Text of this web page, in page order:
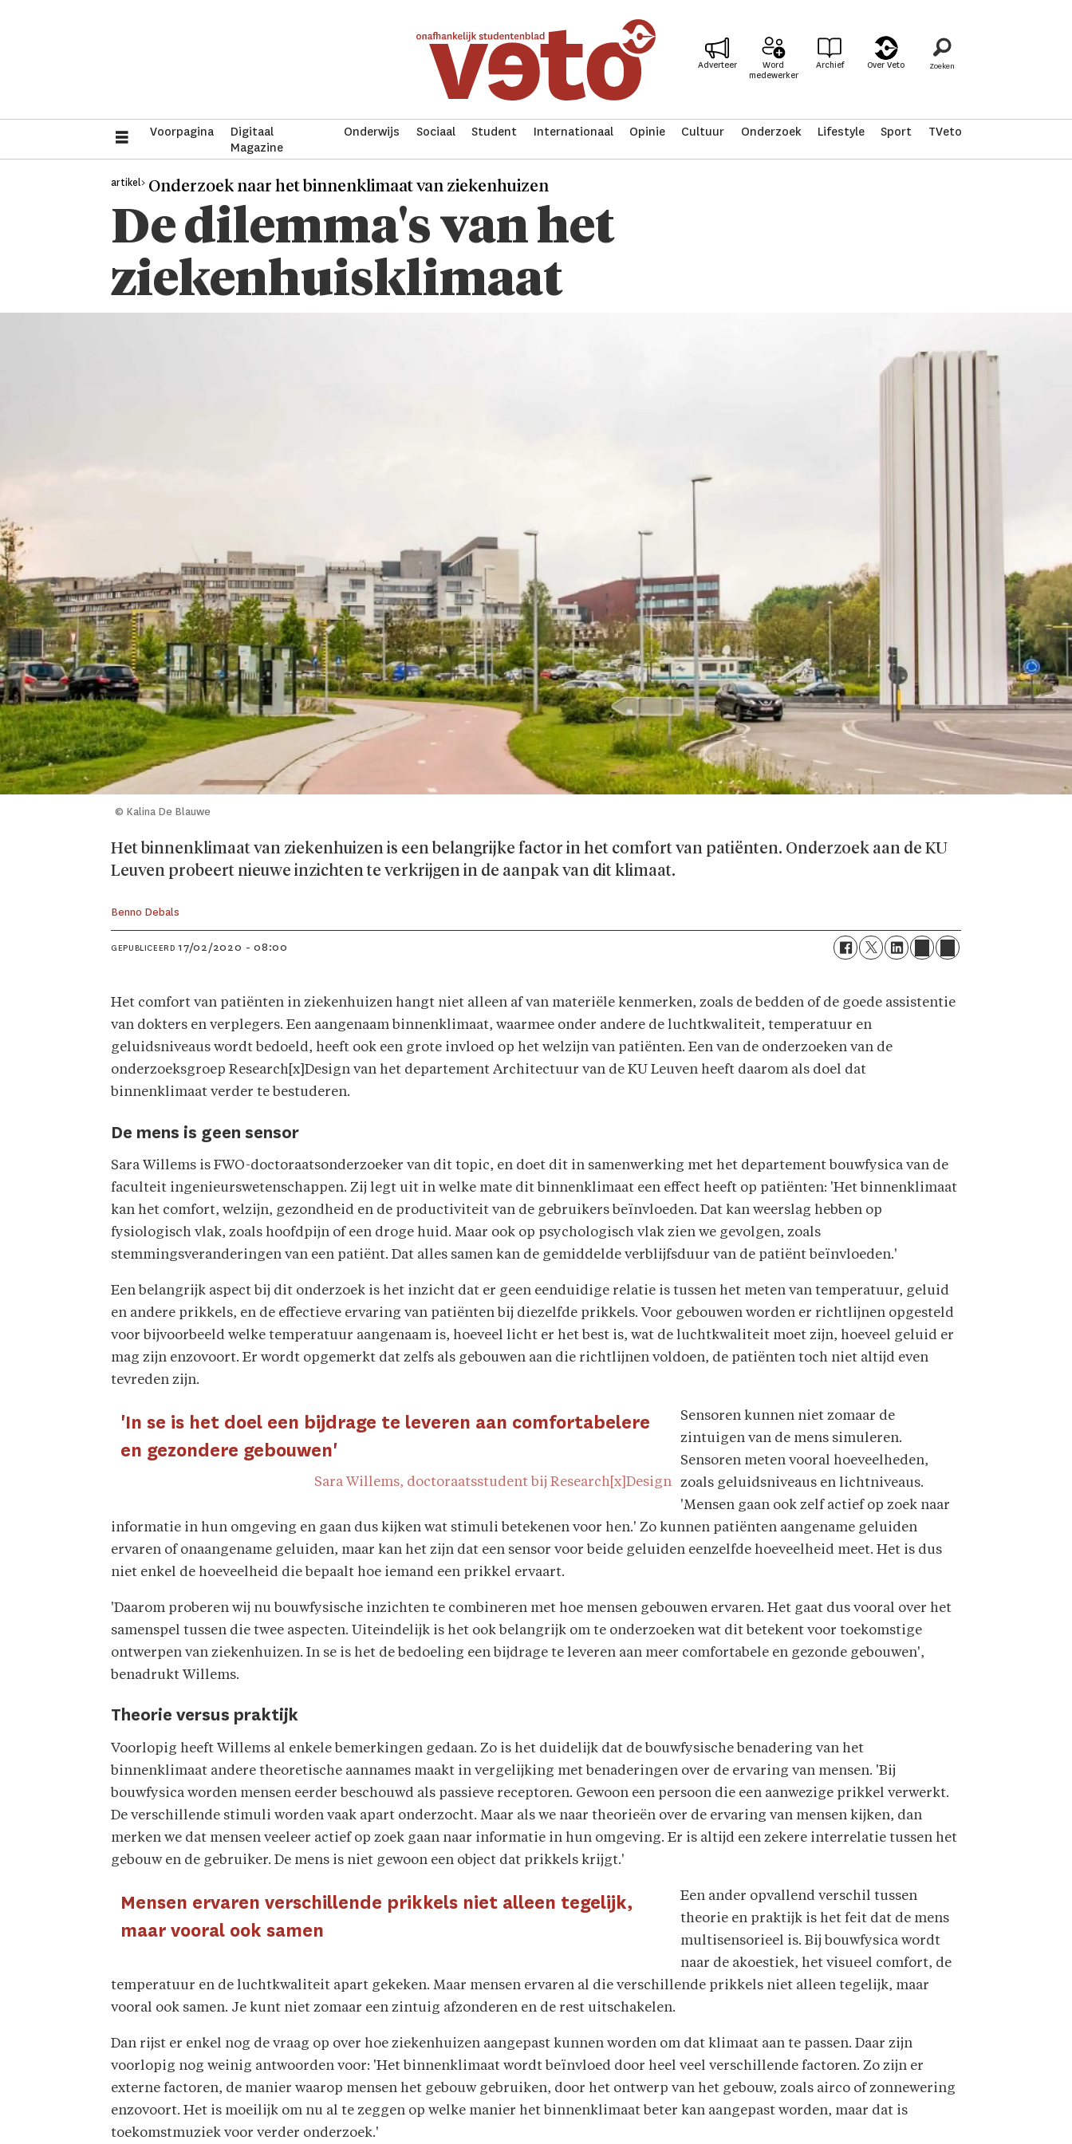
Adverteer
Word
medewerker
Archief Over Veto
Voorpagina
Digitaal
Magazine
Onderwijs Sociaal Student Internationaal Opinie Cultuur Onderzoek Lifestyle Sport TVeto
artikel> Onderzoek naar het binnenklimaat van ziekenhuizen
De dilemma's van het
ziekenhuisklimaat
© Kalina De Blauwe
Het binnenklimaat van ziekenhuizen is een belangrijke factor in het comfort van patiënten. Onderzoek aan de KU
Leuven probeert nieuwe inzichten te verkrijgen in de aanpak van dit klimaat.
Benno Debals
GEPUBLICEERD 17/02/2020 - 08:00
Het comfort van patiënten in ziekenhuizen hangt niet alleen af van materiële kenmerken, zoals de bedden of de goede assistentie
van dokters en verplegers. Een aangenaam binnenklimaat, waarmee onder andere de luchtkwaliteit, temperatuur en
geluidsniveaus wordt bedoeld, heeft ook een grote invloed op het welzijn van patiënten. Een van de onderzoeken van de
onderzoeksgroep Research[x]Design van het departement Architectuur van de KU Leuven heeft daarom als doel dat
binnenklimaat verder te bestuderen.
De mens is geen sensor
Sara Willems is FWO-doctoraatsonderzoeker van dit topic, en doet dit in samenwerking met het departement bouwfysica van de
faculteit ingenieurswetenschappen. Zij legt uit in welke mate dit binnenklimaat een effect heeft op patiënten: 'Het binnenklimaat
kan het comfort, welzijn, gezondheid en de productiviteit van de gebruikers beïnvloeden. Dat kan weerslag hebben op
fysiologisch vlak, zoals hoofdpijn of een droge huid. Maar ook op psychologisch vlak zien we gevolgen, zoals
stemmingsveranderingen van een patiënt. Dat alles samen kan de gemiddelde verblijfsduur van de patiënt beïnvloeden.'
Een belangrijk aspect bij dit onderzoek is het inzicht dat er geen eenduidige relatie is tussen het meten van temperatuur, geluid
en andere prikkels, en de effectieve ervaring van patiënten bij diezelfde prikkels. Voor gebouwen worden er richtlijnen opgesteld
voor bijvoorbeeld welke temperatuur aangenaam is, hoeveel licht er het best is, wat de luchtkwaliteit moet zijn, hoeveel geluid er
mag zijn enzovoort. Er wordt opgemerkt dat zelfs als gebouwen aan die richtlijnen voldoen, de patiënten toch niet altijd even
tevreden zijn.
'In se is het doel een bijdrage te leveren aan comfortabelere
en gezondere gebouwen'
Sara Willems, doctoraatsstudent bij Research[x]Design
Sensoren kunnen niet zomaar de
zintuigen van de mens simuleren.
Sensoren meten vooral hoeveelheden,
zoals geluidsniveaus en lichtniveaus.
'Mensen gaan ook zelf actief op zoek naar
informatie in hun omgeving en gaan dus kijken wat stimuli betekenen voor hen.' Zo kunnen patiënten aangename geluiden
ervaren of onaangename geluiden, maar kan het zijn dat een sensor voor beide geluiden eenzelfde hoeveelheid meet. Het is dus
niet enkel de hoeveelheid die bepaalt hoe iemand een prikkel ervaart.
'Daarom proberen wij nu bouwfysische inzichten te combineren met hoe mensen gebouwen ervaren. Het gaat dus vooral over het
samenspel tussen die twee aspecten. Uiteindelijk is het ook belangrijk om te onderzoeken wat dit betekent voor toekomstige
ontwerpen van ziekenhuizen. In se is het de bedoeling een bijdrage te leveren aan meer comfortabele en gezonde gebouwen',
benadrukt Willems.
Theorie versus praktijk
Voorlopig heeft Willems al enkele bemerkingen gedaan. Zo is het duidelijk dat de bouwfysische benadering van het
binnenklimaat andere theoretische aannames maakt in vergelijking met benaderingen over de ervaring van mensen. 'Bij
bouwfysica worden mensen eerder beschouwd als passieve receptoren. Gewoon een persoon die een aanwezige prikkel verwerkt.
De verschillende stimuli worden vaak apart onderzocht. Maar als we naar theorieën over de ervaring van mensen kijken, dan
merken we dat mensen veeleer actief op zoek gaan naar informatie in hun omgeving. Er is altijd een zekere interrelatie tussen het
gebouw en de gebruiker. De mens is niet gewoon een object dat prikkels krijgt.'
Mensen ervaren verschillende prikkels niet alleen tegelijk,
maar vooral ook samen
Een ander opvallend verschil tussen
theorie en praktijk is het feit dat de mens
multisensorieel is. Bij bouwfysica wordt
naar de akoestiek, het visueel comfort, de
temperatuur en de luchtkwaliteit apart gekeken. Maar mensen ervaren al die verschillende prikkels niet alleen tegelijk, maar
vooral ook samen. Je kunt niet zomaar een zintuig afzonderen en de rest uitschakelen.
Dan rijst er enkel nog de vraag op over hoe ziekenhuizen aangepast kunnen worden om dat klimaat aan te passen. Daar zijn
voorlopig nog weinig antwoorden voor: 'Het binnenklimaat wordt beïnvloed door heel veel verschillende factoren. Zo zijn er
externe factoren, de manier waarop mensen het gebouw gebruiken, door het ontwerp van het gebouw, zoals airco of zonnewering
enzovoort. Het is moeilijk om nu al te zeggen op welke manier het binnenklimaat beter kan aangepast worden, maar dat is
toekomstmuziek voor verder onderzoek.'